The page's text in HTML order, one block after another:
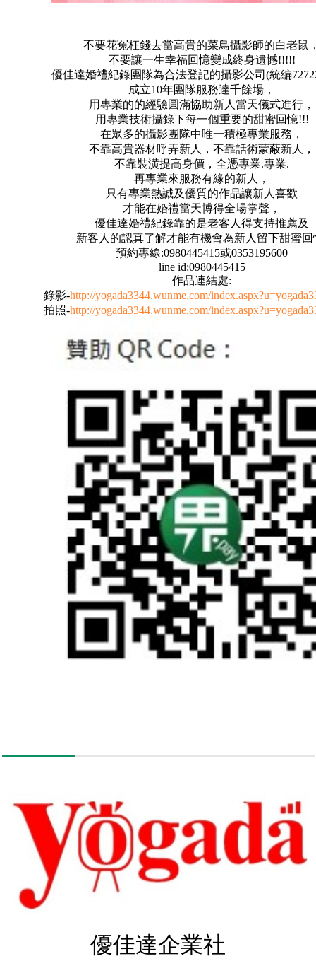
不要花冤枉錢去當高貴的菜鳥攝影師的白老鼠
不要讓一生幸福回憶變成終身遺憾!!!!!
優佳達婚禮紀錄團隊為合法登記的攝影公司(統編
成立10年團隊服務達千餘場，
用專業的的經驗圓滿協助新人當天儀式進行，
用專業技術攝錄下每一個重要的甜蜜回憶!!!
在眾多的攝影團隊中唯一積極專業服務，
不靠高貴器材呼弄新人，不靠話術蒙蔽新人，
不靠裝潢提高身價，全憑專業.專業.
再專業來服務有緣的新人，
只有專業熱誠及優質的作品讓新人喜歡
才能在婚禮當天博得全場掌聲，
優佳達婚禮紀錄靠的是老客人得支持推薦及
新客人的認真了解才能有機會為新人留下甜蜜回
預約專線:0980445415或0353195600
line id:0980445415
作品連結處:
錄影-http://yogada3344.wunme.com/
拍照-http://yogada3344.wunme.com/
優佳達企業社